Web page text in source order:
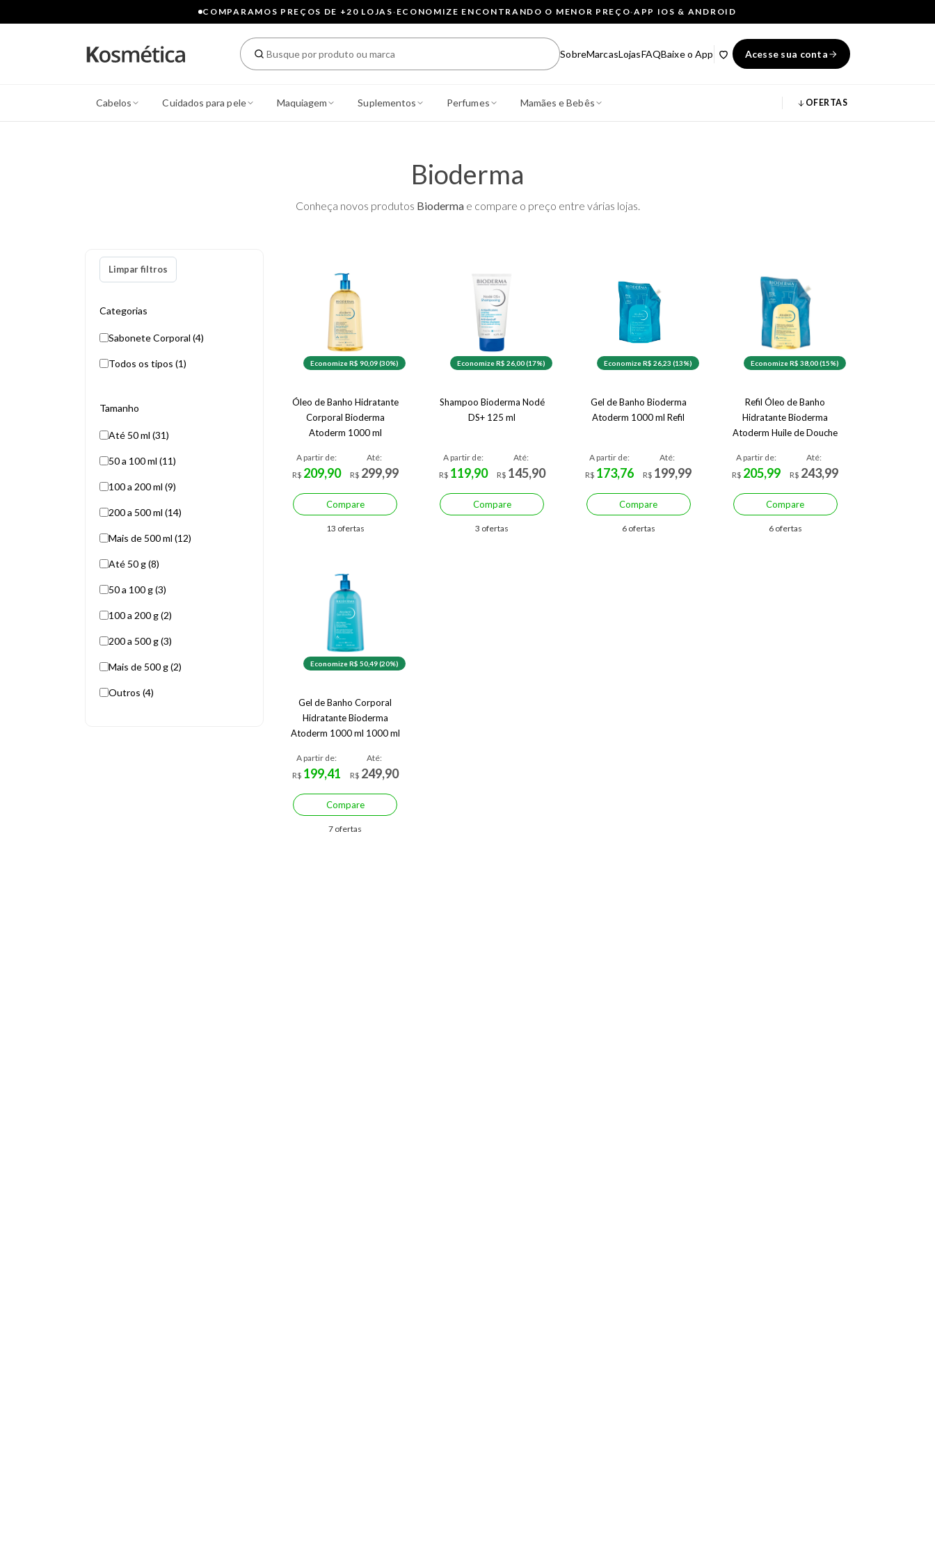
COMPARAMOS PREÇOS DE +20 LOJAS· ECONOMIZE ENCONTRANDO O MENOR PREÇO·APP IOS & ANDROID
SobreMarcasLojasFAQBaixe o App Acesse sua conta
Cabelos Cuidados para pele Maquiagem Suplementos Perfumes Mamães e Bebês OFERTAS
Bioderma
Conheça novos produtos Biodermae compare o preço entre várias lojas.
Limpar filtros
Categorias
Sabonete Corporal (4)
Todos os tipos (1)
Tamanho
Até 50 ml (31)
50 a 100 ml (11)
100 a 200 ml (9)
200 a 500 ml (14)
Mais de 500 ml (12)
Até 50 g (8)
50 a 100 g (3)
100 a 200 g (2)
200 a 500 g (3)
Mais de 500 g (2)
Outros (4)
Economize R$ 90,09 (30%)
Óleo de Banho Hidratante
Corporal Bioderma
Atoderm 1000 ml
A partir de:
R$ 209,90
Até:
R$ 299,99
Compare
13 ofertas
Economize R$ 26,00 (17%)
Shampoo Bioderma Nodé
DS+ 125 ml
A partir de:
R$ 119,90
Até:
R$ 145,90
Compare
3 ofertas
Economize R$ 26,23 (13%)
Gel de Banho Bioderma
Atoderm 1000 ml Refil
A partir de:
R$ 173,76
Até:
R$ 199,99
Compare
6 ofertas
Economize R$ 38,00 (15%)
Refil Óleo de Banho
Hidratante Bioderma
Atoderm Huile de Douche
A partir de:
R$ 205,99
Até:
R$ 243,99
Compare
6 ofertas
Economize R$ 50,49 (20%)
Gel de Banho Corporal
Hidratante Bioderma
Atoderm 1000 ml 1000 ml
A partir de:
R$ 199,41
Até:
R$ 249,90
Compare
7 ofertas